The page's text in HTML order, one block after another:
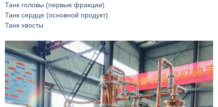
Танк головы (первые фракции)
Танк сердце (основной продукт)
Танк хвосты